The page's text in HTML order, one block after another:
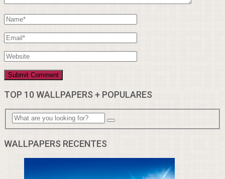
TOP 10 WALLPAPERS + POPULARES
WALLPAPERS RECENTES